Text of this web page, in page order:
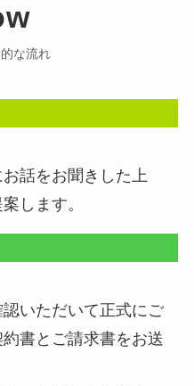
な流れ
話をお聞きした上
します。
いただいて正式にご
書とご請求書をお送